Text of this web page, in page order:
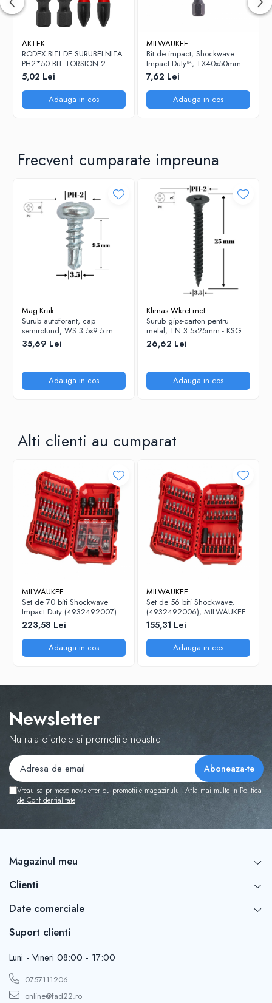
AKTEK
RODEX BITI DE SURUBELNITA
PH2*50 BIT TORSION 2
BUC/CARD SANDWICH
5,02 Lei
Adauga in cos
MILWAUKEE
Bit de impact, Shockwave
Impact Duty™, TX40x50mm -
1 buc (4932430890),
MILWAUKEE
7,62 Lei
Adauga in cos
Frecvent cumparate impreuna
Mag-Krak
Surub autoforant, cap
semirotund, WS 3.5x9.5 mm,
1000 buc/cutie
35,69 Lei
Adauga in cos
Klimas Wkret-met
Surub gips-carton pentru
metal, TN 3.5x25mm - KSGM-
35025, Klimas Wkret-met
26,62 Lei
Adauga in cos
Alti clienti au cumparat
MILWAUKEE
Set de 70 biti Shockwave
Impact Duty (4932492007),
MILWAUKEE
223,58 Lei
Adauga in cos
MILWAUKEE
Set de 56 biti Shockwave,
(4932492006), MILWAUKEE
155,31 Lei
Adauga in cos
Newsletter
Nu rata ofertele si promotiile noastre
Vreau sa primesc newsletter cu promotiile magazinului. Afla mai multe in Politica
de Confidentialitate
Magazinul meu
Clienti
Date comerciale
Suport clienti
Luni - Vineri 08:00 - 17:00
0757111206
online@fad22.ro